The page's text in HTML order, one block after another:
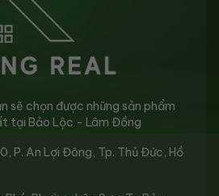
sẽ chọn được những sản phẩm
tại Bảo Lộc - Lâm Đồng
P. An Lợi Đông, Tp. Thủ Đức, Hồ